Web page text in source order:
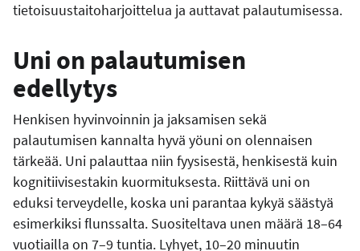
tietoisuustaitoharjoittelua ja auttavat palautumisessa.
Uni on palautumisen
edellytys
Henkisen hyvinvoinnin ja jaksamisen sekä
palautumisen kannalta hyvä yöuni on olennaisen
tärkeää. Uni palauttaa niin fyysisestä, henkisestä kuin
kognitiivisestakin kuormituksesta. Riittävä uni on
eduksi terveydelle, koska uni parantaa kykyä säästyä
esimerkiksi flunssalta. Suositeltava unen määrä 18–64
vuotiailla on 7–9 tuntia. Lyhyet, 10–20 minuutin